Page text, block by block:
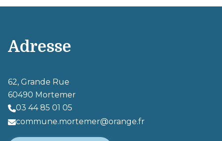
Adresse
62, Grande Rue
60490 Mortemer
03 44 85 01 05
commune.mortemer@orange.fr